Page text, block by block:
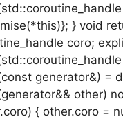
} void
coro;
generator&) =
other)
{ other.coro =